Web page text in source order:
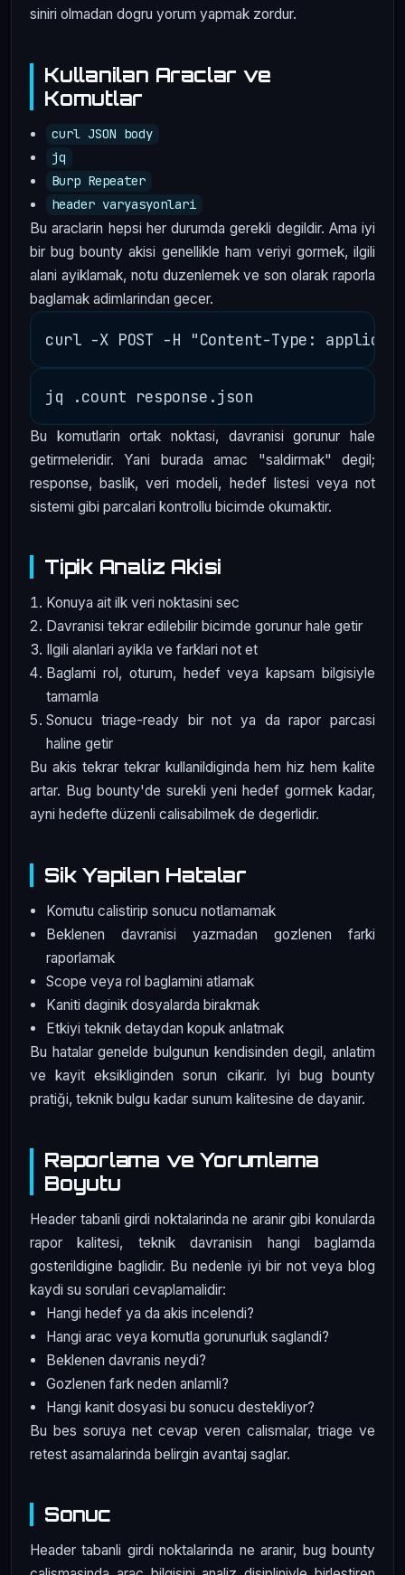
siniri olmadan dogru yorum yapmak zordur.
Kullanilan Araclar ve
Komutlar
curl JSON body
jq
Burp Repeater
header varyasyonlari
Bu araclarin hepsi her durumda gerekli degildir. Ama iyi
bir bug bounty akisi genellikle ham veriyi gormek, ilgili
alani ayiklamak, notu duzenlemek ve son olarak raporla
baglamak adimlarindan gecer.
Bu komutlarin ortak noktasi, davranisi gorunur hale
getirmeleridir. Yani burada amac "saldirmak" degil;
response, baslik, veri modeli, hedef listesi veya not
sistemi gibi parcalari kontrollu bicimde okumaktir.
Tipik Analiz Akisi
Konuya ait ilk veri noktasini sec
Davranisi tekrar edilebilir bicimde gorunur hale getir
Ilgili alanlari ayikla ve farklari not et
Baglami rol, oturum, hedef veya kapsam bilgisiyle
tamamla
Sonucu triage-ready bir not ya da rapor parcasi
haline getir
Bu akis tekrar tekrar kullanildiginda hem hiz hem kalite
artar. Bug bounty'de surekli yeni hedef gormek kadar,
ayni hedefte düzenli calisabilmek de degerlidir.
Sik Yapilan Hatalar
Komutu calistirip sonucu notlamamak
Beklenen davranisi yazmadan gozlenen farki
raporlamak
Scope veya rol baglamini atlamak
Kaniti daginik dosyalarda birakmak
Etkiyi teknik detaydan kopuk anlatmak
Bu hatalar genelde bulgunun kendisinden degil, anlatim
ve kayit eksikliginden sorun cikarir. Iyi bug bounty
pratiği, teknik bulgu kadar sunum kalitesine de dayanir.
Raporlama ve Yorumlama
Boyutu
Header tabanli girdi noktalarinda ne aranir gibi konularda
rapor kalitesi, teknik davranisin hangi baglamda
gosterildigine baglidir. Bu nedenle iyi bir not veya blog
kaydi su sorulari cevaplamalidir:
Hangi hedef ya da akis incelendi?
Hangi arac veya komutla gorunurluk saglandi?
Beklenen davranis neydi?
Gozlenen fark neden anlamli?
Hangi kanit dosyasi bu sonucu destekliyor?
Bu bes soruya net cevap veren calismalar, triage ve
retest asamalarinda belirgin avantaj saglar.
Sonuc
Header tabanli girdi noktalarinda ne aranir, bug bounty